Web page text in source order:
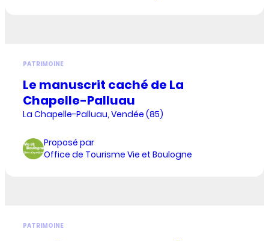
PATRIMOINE
Le manuscrit caché de La
Chapelle-Palluau
La Chapelle-Palluau, Vendée (85)
Proposé par
Office de Tourisme Vie et Boulogne
PATRIMOINE